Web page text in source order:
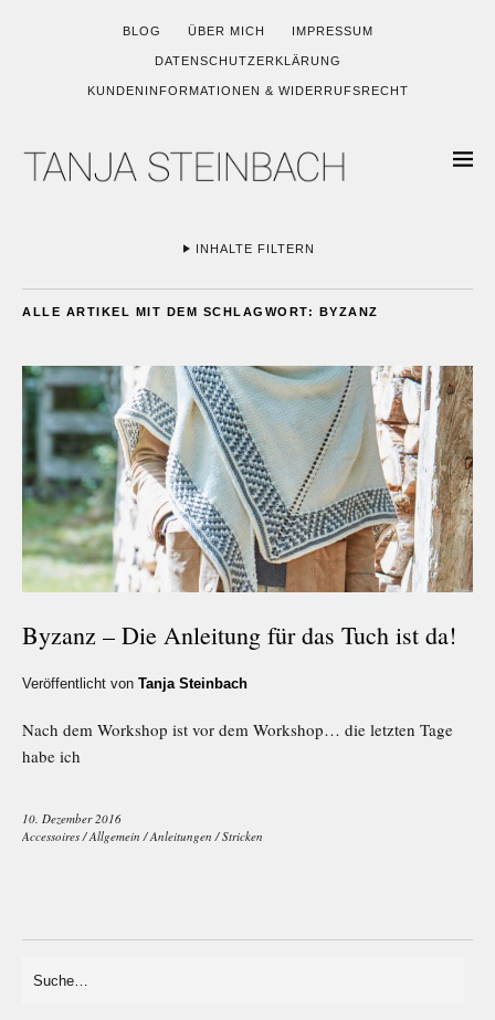
BLOG ÜBER MICH IMPRESSUM
DATENSCHUTZERKLÄRUNG
KUNDENINFORMATIONEN & WIDERRUFSRECHT
INHALTE FILTERN
ALLE ARTIKEL MIT DEM SCHLAGWORT: BYZANZ
Byzanz – Die Anleitung für das Tuch ist da!
Veröffentlicht von Tanja Steinbach
Nach dem Workshop ist vor dem Workshop… die letzten Tage
habe ich
10. Dezember 2016
Accessoires /Allgemein /Anleitungen /Stricken